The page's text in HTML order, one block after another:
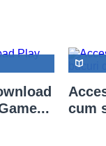
cum